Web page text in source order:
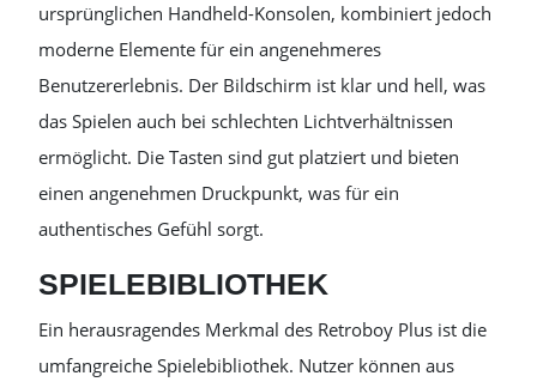
ursprünglichen Handheld-Konsolen, kombiniert jedoch
moderne Elemente für ein angenehmeres
Benutzererlebnis. Der Bildschirm ist klar und hell, was
das Spielen auch bei schlechten Lichtverhältnissen
ermöglicht. Die Tasten sind gut platziert und bieten
einen angenehmen Druckpunkt, was für ein
authentisches Gefühl sorgt.
SPIELEBIBLIOTHEK
Ein herausragendes Merkmal des Retroboy Plus ist die
umfangreiche Spielebibliothek. Nutzer können aus